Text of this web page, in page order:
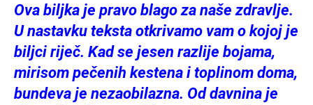
Ova biljka je pravo blago za naše zdravlje.
U nastavku teksta otkrivamo vam o kojoj je
biljci riječ. Kad se jesen razlije bojama,
mirisom pečenih kestena i toplinom doma,
bundeva je nezaobilazna. Od davnina je